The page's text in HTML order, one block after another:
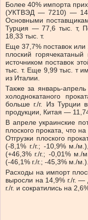
Более 40% импорта
(УКТВЭД — 7210) —
Основными
Турция — 77,6 тыс. т,
18,33 тыс. т.
Еще 37,7% поставок или
плоский
источником поставок
тыс. т. Еще 9,99 тыс. т
из Италии.
Также за январь-
холоднокатаного
больше г./г. Из Турции
продукции, Китая —
В апреле украинские
плоского проката, что
Отгрузки плоского
(-8,1% г./г.; -10,9% м./
(+46,3% г./г.; -0,01%
(-46,1% г./г.; -45,3% м./м.).
Расходы на импорт
выросли на 14,9% г./г.
г./г. и сократились на